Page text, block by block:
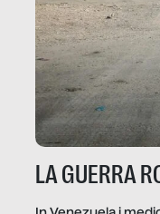
LA GUERRA